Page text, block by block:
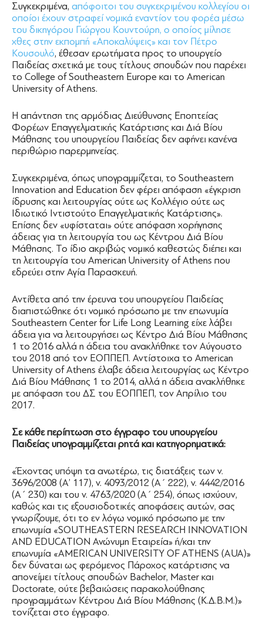
Συγκεκριμένα, απόφοιτοι του συγκεκριμένου κολλεγίου οι
οποίοι έχουν στραφεί νομικά εναντίον του φορέα μέσω
του δικηγόρου Γιώργου Κουντούρη, ο οποίος μίλησε
χθες στην εκπομπή «Αποκαλύψεις» και τον Πέτρο
Κουσουλό, έθεσαν ερωτήματα προς το υπουργείο
Παιδείας σχετικά με τους τίτλους σπουδών που παρέχει
το College of Southeastern Europe και το American
University of Athens.
Η απάντηση της αρμόδιας Διεύθυνσης Εποπτείας
Φορέων Επαγγελματικής Κατάρτισης και Διά Βίου
Μάθησης του υπουργείου Παιδείας δεν αφήνει κανένα
περιθώριο παρερμηνείας.
Συγκεκριμένα, όπως υπογραμμίζεται, το Southeastern
Innovation and Education δεν φέρει απόφαση «έγκριση
ίδρυσης και λειτουργίας ούτε ως Κολλέγιο ούτε ως
Ιδιωτικό Ιντιστούτο Επαγγελματικής Κατάρτισης».
Επίσης δεν «υφίσταται» ούτε απόφαση χορήγησης
άδειας για τη λειτουργία του ως Κέντρου Διά Βίου
Μάθησης. Το ίδιο ακριβώς νομικό καθεστώς διέπει και
τη λειτουργία του American University of Athens που
εδρεύει στην Αγία Παρασκευή.
Αντίθετα από την έρευνα του υπουργείου Παιδείας
διαπιστώθηκε ότι νομικό πρόσωπο με την επωνυμία
Southeastern Center for Life Long Learning είχε λάβει
άδεια για να λειτουργήσει ως Κέντρο Διά Βίου Μάθησης
1 το 2016 αλλά η άδεια του ανακλήθηκε τον Αύγουστο
του 2018 από τον ΕΟΠΠΕΠ. Αντίστοιχα το American
University of Athens έλαβε άδεια λειτουργίας ως Κέντρο
Διά Βίου Μάθησης 1 το 2014, αλλά η άδεια ανακλήθηκε
με απόφαση του ΔΣ του ΕΟΠΠΕΠ, τον Απρίλιο του
2017.
Σε κάθε περίπτωση στο έγγραφο του υπουργείου
Παιδείας υπογραμμίζεται ρητά και κατηγορηματικά:
«Έχοντας υπόψη τα ανωτέρω, τις διατάξεις των ν.
3696/2008 (Α’ 117), ν. 4093/2012 (Α΄ 222), ν. 4442/2016
(Α΄ 230) και του ν. 4763/2020 (Α΄ 254), όπως ισχύουν,
καθώς και τις εξουσιοδοτικές αποφάσεις αυτών, σας
γνωρίζουμε, ότι το εν λόγω νομικό πρόσωπο με την
επωνυμία «SOUTHEASTERN RESEARCH INNOVATION
AND EDUCATIOΝ Ανώνυμη Εταιρεία» ή/και την
επωνυμία «AMERICAN UNIVERSITY OF ATHENS (AUA)»
δεν δύναται ως φερόμενος Πάροχος κατάρτισης να
απονείμει τίτλους σπουδών Bachelor, Master και
Doctorate, ούτε βεβαιώσεις παρακολούθησης
προγραμμάτων Κέντρου Διά Βίου Μάθησης (Κ.Δ.Β.Μ.)»
τονίζεται στο έγγραφο.